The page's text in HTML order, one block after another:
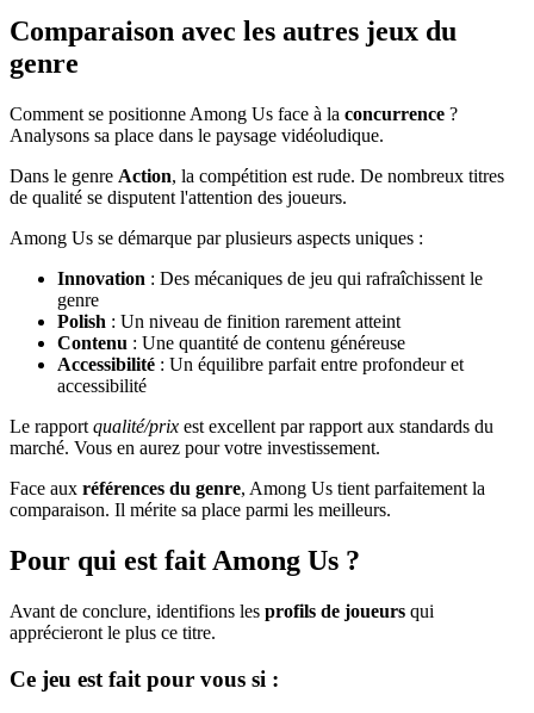
Comparaison avec les autres jeux du
genre
Comment se positionne Among Us face à la concurrence ?
Analysons sa place dans le paysage vidéoludique.
Dans le genre Action, la compétition est rude. De nombreux titres
de qualité se disputent l'attention des joueurs.
Among Us se démarque par plusieurs aspects uniques :
Innovation : Des mécaniques de jeu qui rafraîchissent le
genre
Polish : Un niveau de finition rarement atteint
Contenu : Une quantité de contenu généreuse
Accessibilité : Un équilibre parfait entre profondeur et
accessibilité
Le rapport qualité/prix est excellent par rapport aux standards du
marché. Vous en aurez pour votre investissement.
Face aux références du genre, Among Us tient parfaitement la
comparaison. Il mérite sa place parmi les meilleurs.
Pour qui est fait Among Us ?
Avant de conclure, identifions les profils de joueurs qui
apprécieront le plus ce titre.
Ce jeu est fait pour vous si :